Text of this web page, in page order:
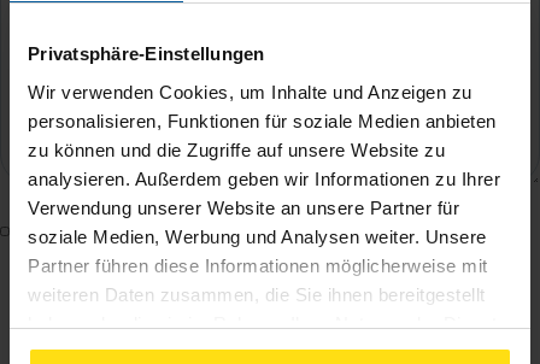
Privatsphäre-Einstellungen
Wir verwenden Cookies, um Inhalte und Anzeigen zu
personalisieren, Funktionen für soziale Medien anbieten
zu können und die Zugriffe auf unsere Website zu
analysieren. Außerdem geben wir Informationen zu Ihrer
Verwendung unserer Website an unsere Partner für
soziale Medien, Werbung und Analysen weiter. Unsere
Partner führen diese Informationen möglicherweise mit
weiteren Daten zusammen, die Sie ihnen bereitgestellt
haben oder die sie im Rahmen Ihrer Nutzung der Dienste
gesammelt haben. Indem Sie auf Einverstanden klicken,
Mit dem Absenden des Kontaktformulars erkläre ich
mich damit einverstanden, dass meine Daten zur
Bearbeitung meines Anliegens sowie zur internen
Analyse der Zugriffsquelle verwendet werden.